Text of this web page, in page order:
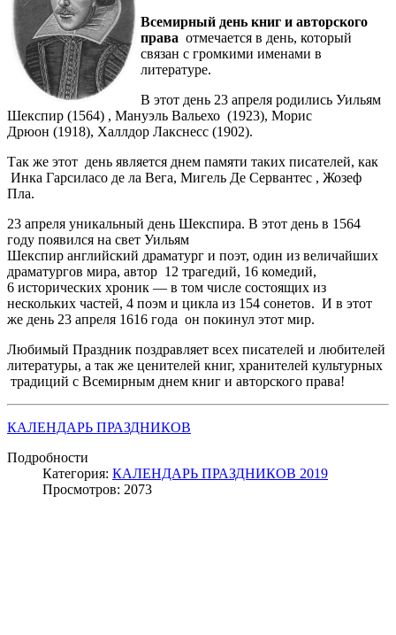
Всемирный день книг и авторского
права отмечается в день, который
связан с громкими именами в
литературе.
В этот день 23 апреля родились Уильям
Шекспир (1564) , Мануэль Вальехо (1923), Морис
Дрюон (1918), Халлдор Лакснесс (1902).
Так же этот день является днем памяти таких писателей, как
Инка Гарсиласо де ла Вега, Мигель Де Сервантес , Жозеф
Пла.
23 апреля уникальный день Шекспира. В этот день в 1564
году появился на свет Уильям
Шекспир английский драматург и поэт, один из величайших
драматургов мира, автор 12 трагедий, 16 комедий,
6 исторических хроник — в том числе состоящих из
нескольких частей, 4 поэм и цикла из 154 сонетов. И в этот
же день 23 апреля 1616 года он покинул этот мир.
Любимый Праздник поздравляет всех писателей и любителей
литературы, а так же ценителей книг, хранителей культурных
традиций с Всемирным днем книг и авторского права!
КАЛЕНДАРЬ ПРАЗДНИКОВ
Подробности
Категория: КАЛЕНДАРЬ ПРАЗДНИКОВ 2019
Просмотров: 2073